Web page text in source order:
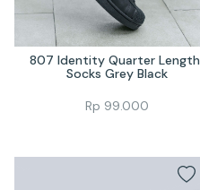
807 Identity Quarter Length
Socks Grey Black
Rp 99.000